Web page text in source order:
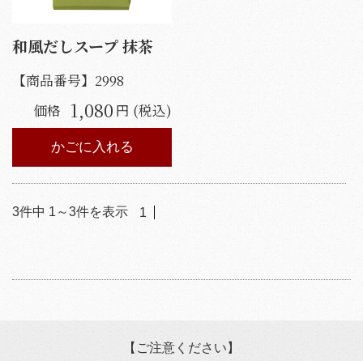
和風だしスープ 抹茶
【商品番号】 2998
価格 1,080 円 (税込)
かごに入れる
3件中 1 ～3件を表示 1
【ご注意ください】